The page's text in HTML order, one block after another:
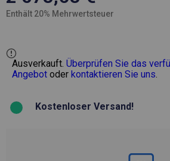
Enthält 20% Mehrwertsteuer
Ausverkauft. Überprüfen Sie das
Angebot oder kontaktieren Sie uns.
Kostenloser Versand!